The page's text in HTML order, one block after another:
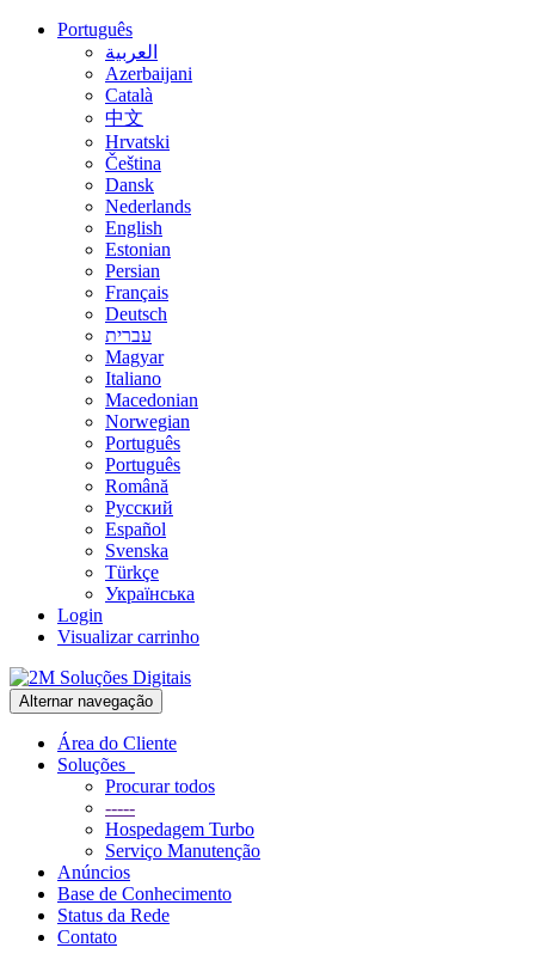
Português
العربية
Azerbaijani
Català
中文
Hrvatski
Čeština
Dansk
Nederlands
English
Estonian
Persian
Français
Deutsch
עברית
Magyar
Italiano
Macedonian
Norwegian
Português
Português
Română
Русский
Español
Svenska
Türkçe
Українська
Login
Visualizar carrinho
Alternar navegação
Área do Cliente
Soluções
Procurar todos
-----
Hospedagem Turbo
Serviço Manutenção
Anúncios
Base de Conhecimento
Status da Rede
Contato